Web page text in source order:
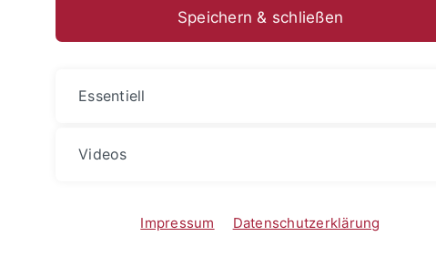
Speichern & schließen
Essentiell
Videos
Impressum Datenschutzerklärung